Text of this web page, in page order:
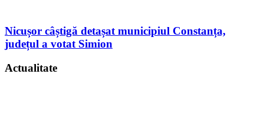
Nicușor câștigă detașat municipiul Constanța,
județul a votat Simion
Actualitate